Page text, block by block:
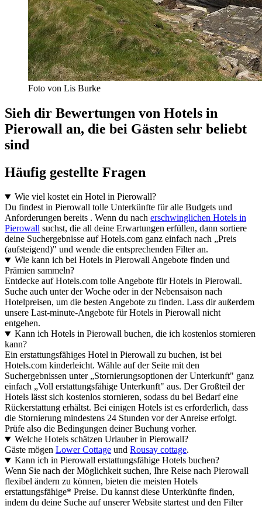
Foto von Lis Burke
Sieh dir Bewertungen von Hotels in
Pierowall an, die bei Gästen sehr beliebt
sind
Häufig gestellte Fragen
Wie viel kostet ein Hotel in Pierowall?
Du findest in Pierowall tolle Unterkünfte für alle Budgets und
Anforderungen bereits . Wenn du nach erschwinglichen Hotels in
Pierowall suchst, die all deine Erwartungen erfüllen, dann sortiere
deine Suchergebnisse auf Hotels.com ganz einfach nach „Preis
(aufsteigend)" und wende die entsprechenden Filter an.
Wie kann ich bei Hotels in Pierowall Angebote finden und
Prämien sammeln?
Entdecke auf Hotels.com tolle Angebote für Hotels in Pierowall.
Suche auch unter der Woche oder in der Nebensaison nach
Hotelpreisen, um die besten Angebote zu finden. Lass dir außerdem
unsere Last-minute-Angebote für Hotels in Pierowall nicht
entgehen.
Kann ich Hotels in Pierowall buchen, die ich kostenlos stornieren
kann?
Ein erstattungsfähiges Hotel in Pierowall zu buchen, ist bei
Hotels.com kinderleicht. Wähle auf der Seite mit den
Suchergebnissen unter „Stornierungsoptionen der Unterkunft" ganz
einfach „Voll erstattungsfähige Unterkunft" aus. Der Großteil der
Hotels lässt sich kostenlos stornieren, sodass du bei Bedarf eine
Rückerstattung erhältst. Bei einigen Hotels ist es erforderlich, dass
die Stornierung mindestens 24 Stunden vor der Anreise erfolgt.
Prüfe also die Bedingungen deiner Buchung vorher.
Welche Hotels schätzen Urlauber in Pierowall?
Gäste mögen Lower Cottage und Rousay cottage.
Kann ich in Pierowall erstattungsfähige Hotels buchen?
Wenn Sie nach der Möglichkeit suchen, Ihre Reise nach Pierowall
flexibel ändern zu können, bieten die meisten Hotels
erstattungsfähige* Preise. Du kannst diese Unterkünfte finden,
indem du deine Suche auf unserer Website startest und den Filter